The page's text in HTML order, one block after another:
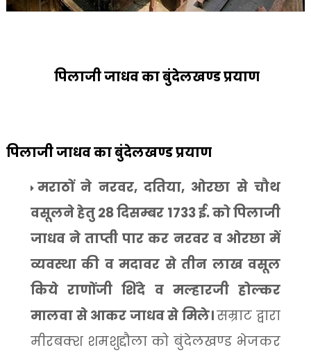
पिलाजी जाधव का बुंदेलखण्ड प्रयाण
पिलाजी जाधव का बुंदेलखण्ड प्रयाण
मराठों ने नरवर,दतिया, ओरछा से चौथ
वसूलने हेतु28दिसम्बर 1733ई. को पिलाजी
जाधव ने ताप्ती पार कर नरवर व ओरछा में
व्यवस्था की व मदावर से तीन लाख वसूल
किये राणोंजी शिंदे व मल्हारजी होल्कर
मालवा से आकर जाधव से मिले।सम्राट द्वारा
मीरबक्श शमशुद्दौला को बुंदेलखण्ड भेजकर